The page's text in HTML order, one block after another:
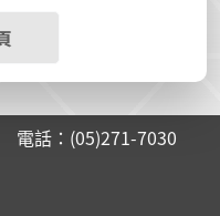
電話：(05)271-7030